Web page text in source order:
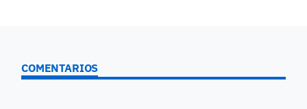
COMENTARIOS